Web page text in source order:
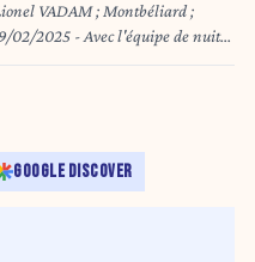
VADAM ; Montbéliard ;
02/2025 - Avec l'équipe de nuit
Stellantis à Sochaux. Sur
5008 (électriques et hybrides).
GOOGLE DISCOVER